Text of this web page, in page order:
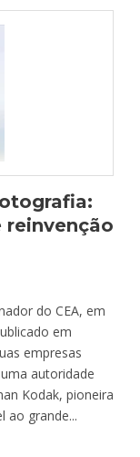
reinvenção
do CEA, em
em
empresas
autoridade
Kodak, pioneira
ao grande...